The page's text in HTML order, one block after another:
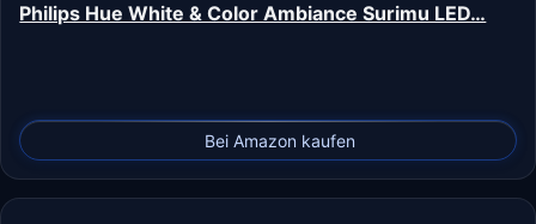
Philips Hue White & Color Ambiance Surimu LED…
Bei Amazon kaufen